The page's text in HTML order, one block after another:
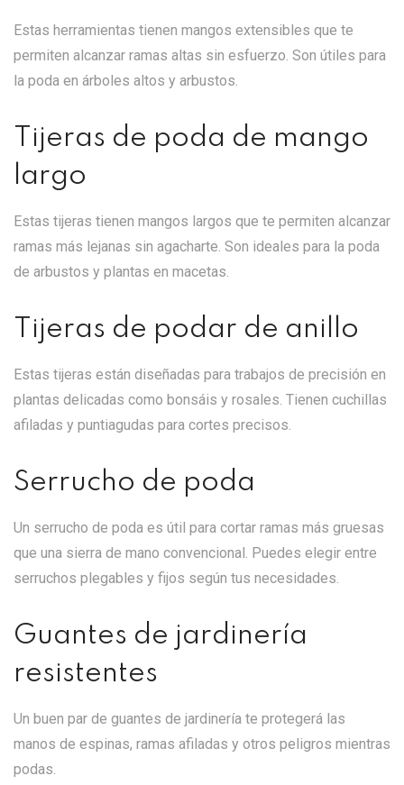
Estas herramientas tienen mangos extensibles que te
permiten alcanzar ramas altas sin esfuerzo. Son útiles para
la poda en árboles altos y arbustos.
Tijeras de poda de mango
largo
Estas tijeras tienen mangos largos que te permiten alcanzar
ramas más lejanas sin agacharte. Son ideales para la poda
de arbustos y plantas en macetas.
Tijeras de podar de anillo
Estas tijeras están diseñadas para trabajos de precisión en
plantas delicadas como bonsáis y rosales. Tienen cuchillas
afiladas y puntiagudas para cortes precisos.
Serrucho de poda
Un serrucho de poda es útil para cortar ramas más gruesas
que una sierra de mano convencional. Puedes elegir entre
serruchos plegables y fijos según tus necesidades.
Guantes de jardinería
resistentes
Un buen par de guantes de jardinería te protegerá las
manos de espinas, ramas afiladas y otros peligros mientras
podas.